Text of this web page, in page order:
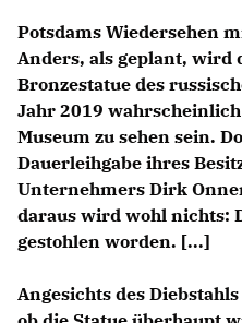
Kleine
CDU
CDU Fraktion im
CDU
CDU
Potsdams Wiedersehen
Anders, als geplant, wird
Bronzestatue des
Jahr 2019
Museum zu sehen sein.
Dauerleihgabe ihres
Unternehmers Dirk
daraus wird wohl nichts:
gestohlen worden. [...]
Angesichts des